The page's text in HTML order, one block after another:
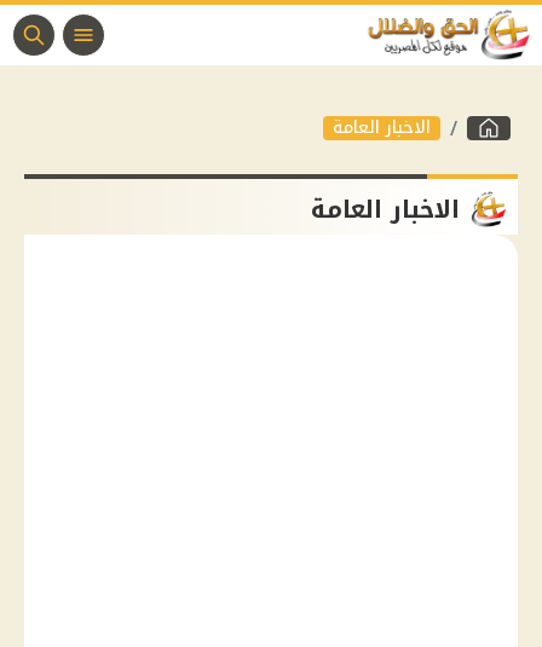
الاخبار العامة
الاخبار العامة